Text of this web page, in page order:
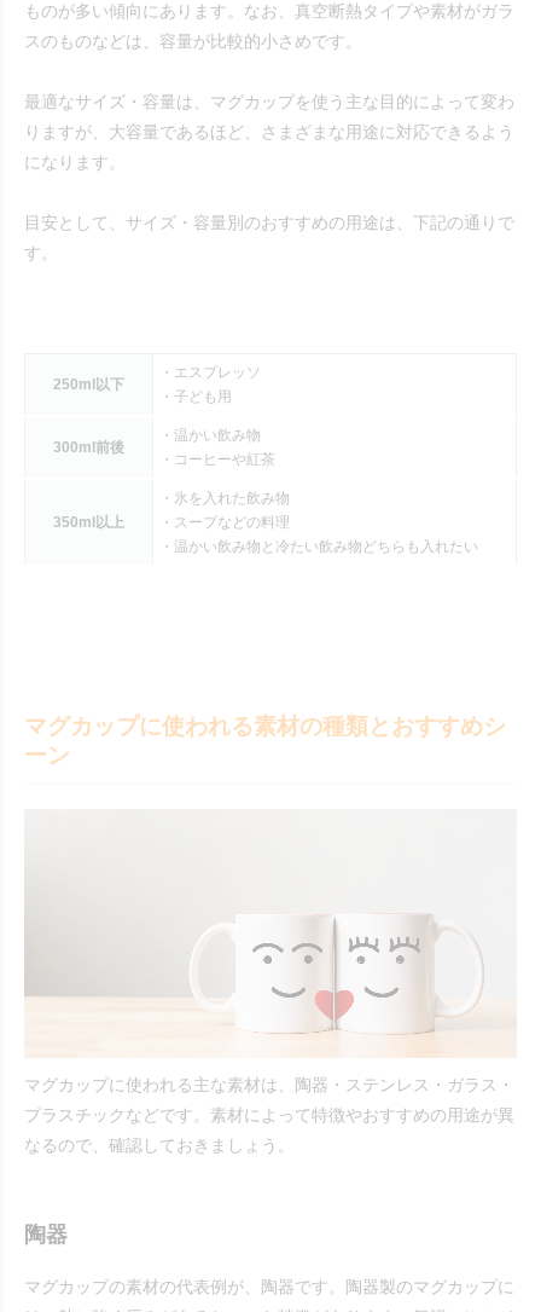
ものが多い傾向にあります。なお、真空断熱タイプや素材がガラ
スのものなどは、容量が比較的小さめです。
最適なサイズ・容量は、マグカップを使う主な目的によって変わ
りますが、大容量であるほど、さまざまな用途に対応できるよう
になります。
目安として、サイズ・容量別のおすすめの用途は、下記の通りで
す。
250ml以下
・エスプレッソ
・子ども用
300ml前後
・温かい飲み物
・コーヒーや紅茶
350ml以上
・氷を入れた飲み物
・スープなどの料理
・温かい飲み物と冷たい飲み物どちらも入れたい
マグカップに使われる素材の種類とおすすめシ
ーン
マグカップに使われる主な素材は、陶器・ステンレス・ガラス・
プラスチックなどです。素材によって特徴やおすすめの用途が異
なるので、確認しておきましょう。
陶器
マグカップの素材の代表例が、陶器です。陶器製のマグカップに